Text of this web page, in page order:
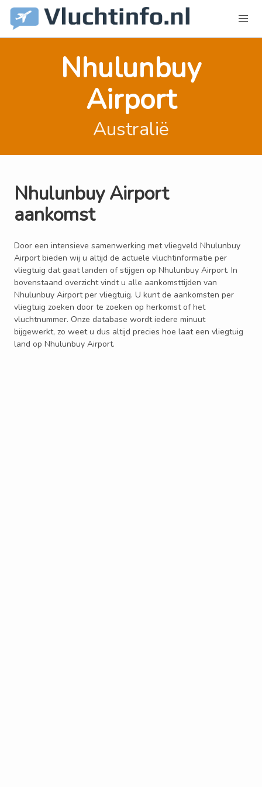
Nhulunbuy
Airport
Australië
Nhulunbuy Airport
aankomst
Door een intensieve samenwerking met vliegveld Nhulunbuy
Airport bieden wij u altijd de actuele vluchtinformatie per
vliegtuig dat gaat landen of stijgen op Nhulunbuy Airport. In
bovenstaand overzicht vindt u alle aankomsttijden van
Nhulunbuy Airport per vliegtuig. U kunt de aankomsten per
vliegtuig zoeken door te zoeken op herkomst of het
vluchtnummer. Onze database wordt iedere minuut
bijgewerkt, zo weet u dus altijd precies hoe laat een vliegtuig
land op Nhulunbuy Airport.